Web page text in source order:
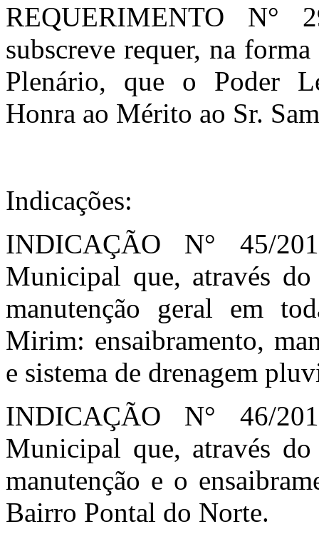
REQUERIMENTO N°
subscreve requer, na
Plenário, que o Poder
Honra ao Mérito ao Sr.
Indicações:
INDICAÇÃO N° 45/
Municipal que, através
manutenção geral em
Mirim: ensaibramento,
e sistema de drenagem
INDICAÇÃO N° 46/
Municipal que, através
manutenção e o
Bairro Pontal do Norte.